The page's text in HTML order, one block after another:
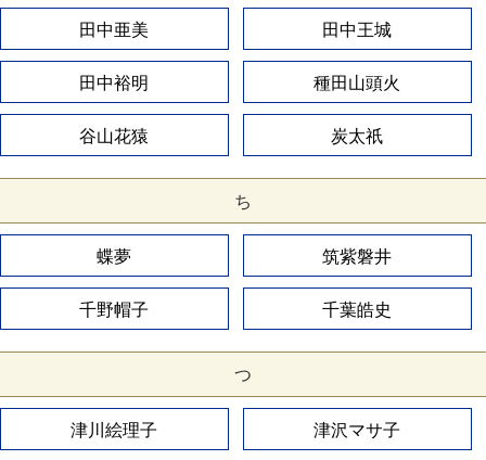
田中亜美 田中王城
田中裕明 種田山頭火
谷山花猿 炭太祇
ち
蝶夢 筑紫磐井
千野帽子 千葉皓史
つ
津川絵理子 津沢マサ子